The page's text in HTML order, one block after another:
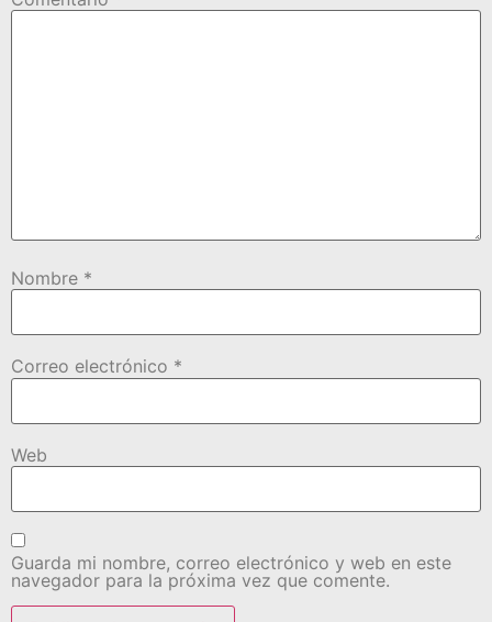
Nombre *
Correo electrónico *
Web
Guarda mi nombre, correo electrónico y web en este
navegador para la próxima vez que comente.